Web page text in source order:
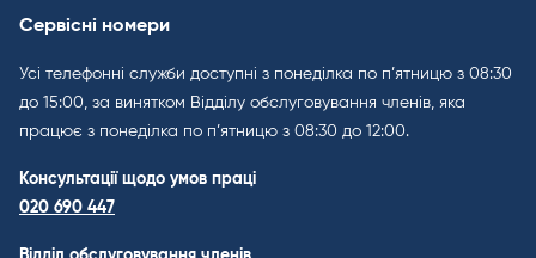
Сервісні номери
Усі телефонні служби доступні з понеділка по п’ятницю з 08:30
до 15:00, за винятком Відділу обслуговування членів, яка
працює з понеділка по п’ятницю з 08:30 до 12:00.
Консультації щодо умов праці
020 690 447